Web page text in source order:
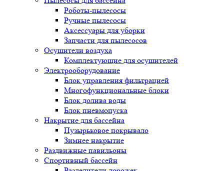
Роботы-пылесосы
Ручные пылесосы
Аксессуары для уборки
Запчасти для пылесосов
Осушители воздуха
Комплектующие для осушителей
Электрооборудование
Блок управления фильтрацией
Многофункциональные блоки
Блок долива воды
Блок пневмопуска
Накрытие для бассейна
Пузырьковое покрывало
Зимнее накрытие
Раздвижные павильоны
Спортивный бассейн